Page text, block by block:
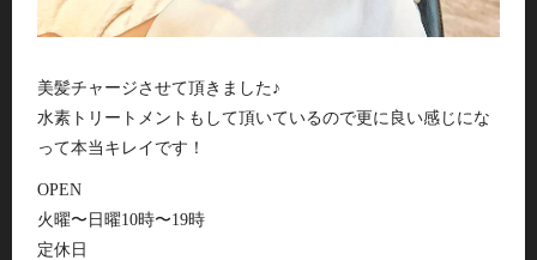
美髪チャージさせて頂きました♪
水素トリートメントもして頂いているので更に良い感じにな
って本当キレイです！
OPEN
火曜〜日曜10時〜19時
定休日